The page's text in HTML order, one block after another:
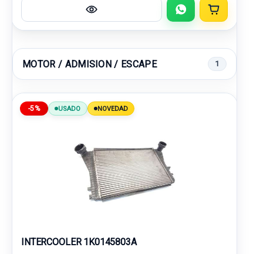
MOTOR / ADMISION / ESCAPE 1
-5% USADO NOVEDAD
INTERCOOLER 1K0145803A